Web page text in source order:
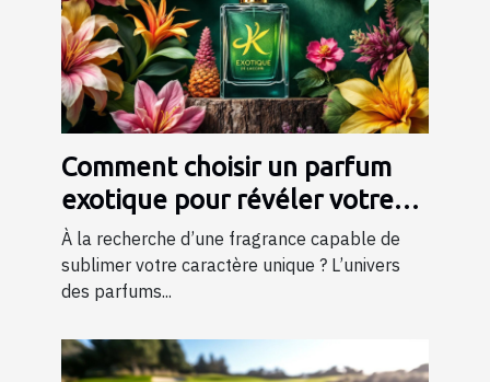
Comment choisir un parfum
exotique pour révéler votre
personnalité?
À la recherche d’une fragrance capable de
sublimer votre caractère unique ? L’univers
des parfums...